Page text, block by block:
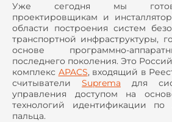
Уже сегодня мы
проектировщикам и
области построения систем
транспортной инфраструктуры,
основе программно-
последнего поколения. Это
комплекс APACS, входящий в
считыватели Suprema для
управления доступом на
технологий идентификации
пальца.